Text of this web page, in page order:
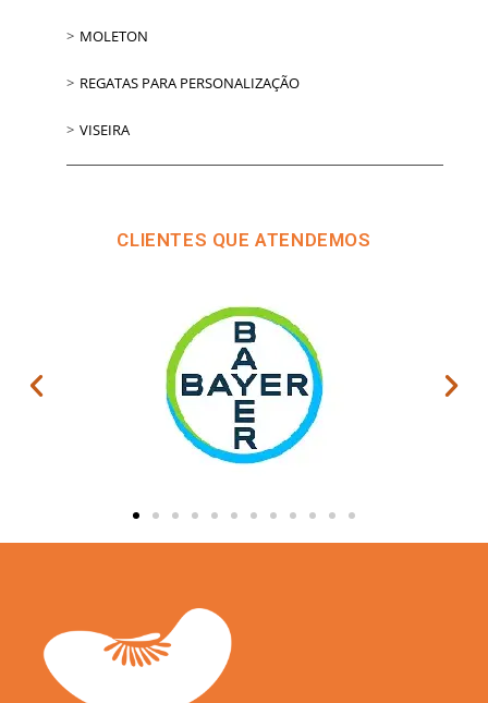
MOLETON
REGATAS PARA PERSONALIZAÇÃO
VISEIRA
CLIENTES QUE ATENDEMOS